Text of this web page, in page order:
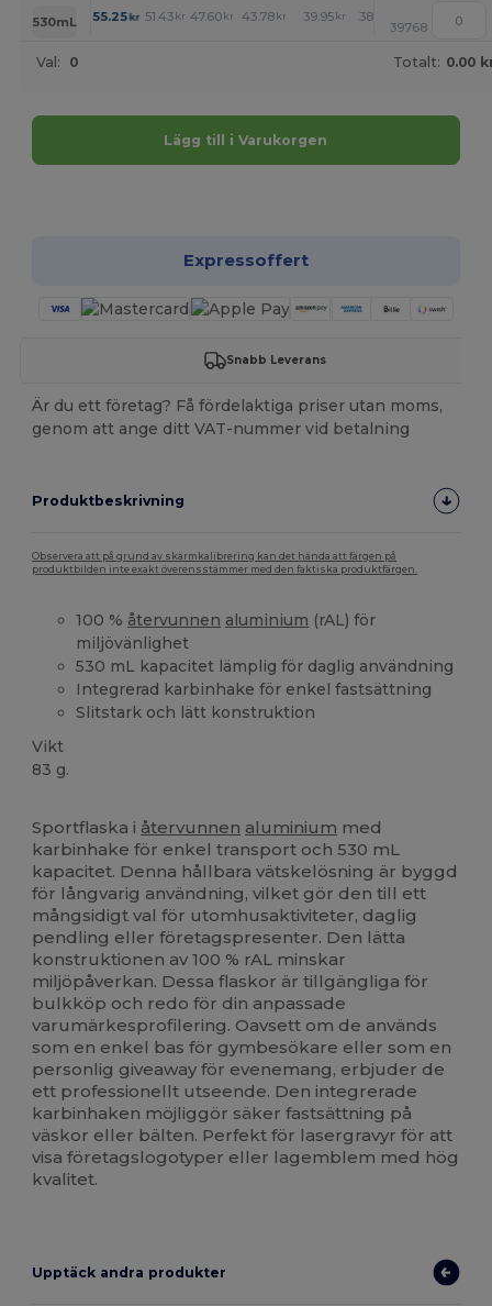
530mL 55.25kr 51.43 kr 47.60 kr 43.78 kr 39.95 kr 38.04 +
39768
Val: 0 Totalt: 0.00
Lägg till i Varukorgen
Expressoffert
Snabb Leverans
Är du ett företag? Få fördelaktiga priser utan moms,
genom att ange ditt VAT-nummer vid betalning
Produktbeskrivning
Observera att på grund av skärmkalibrering kan det hända att färgen på
produktbilden inte exakt överensstämmer med den faktiska produktfärgen.
100 % återvunnen aluminium (rAL) för
miljövänlighet
530 mL kapacitet lämplig för daglig användning
Integrerad karbinhake för enkel fastsättning
Slitstark och lätt konstruktion
Vikt
83 g.
Sportflaska i återvunnen aluminium med
karbinhake för enkel transport och 530 mL
kapacitet. Denna hållbara vätskelösning är byggd
för långvarig användning, vilket gör den till ett
mångsidigt val för utomhusaktiviteter, daglig
pendling eller företagspresenter. Den lätta
konstruktionen av 100 % rAL minskar
miljöpåverkan. Dessa flaskor är tillgängliga för
bulkköp och redo för din anpassade
varumärkesprofilering. Oavsett om de används
som en enkel bas för gymbesökare eller som en
personlig giveaway för evenemang, erbjuder de
ett professionellt utseende. Den integrerade
karbinhaken möjliggör säker fastsättning på
väskor eller bälten. Perfekt för lasergravyr för att
visa företagslogotyper eller lagemblem med hög
kvalitet.
Upptäck andra produkter